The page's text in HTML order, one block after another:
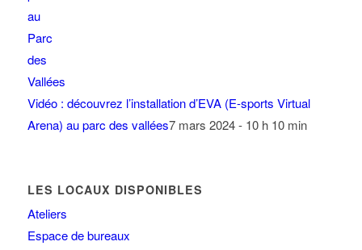
Vidéo : découvrez l’installation d’EVA (E-sports Virtual
Arena) au parc des vallées7 mars 2024 - 10 h 10 min
LES LOCAUX DISPONIBLES
Ateliers
Espace de bureaux